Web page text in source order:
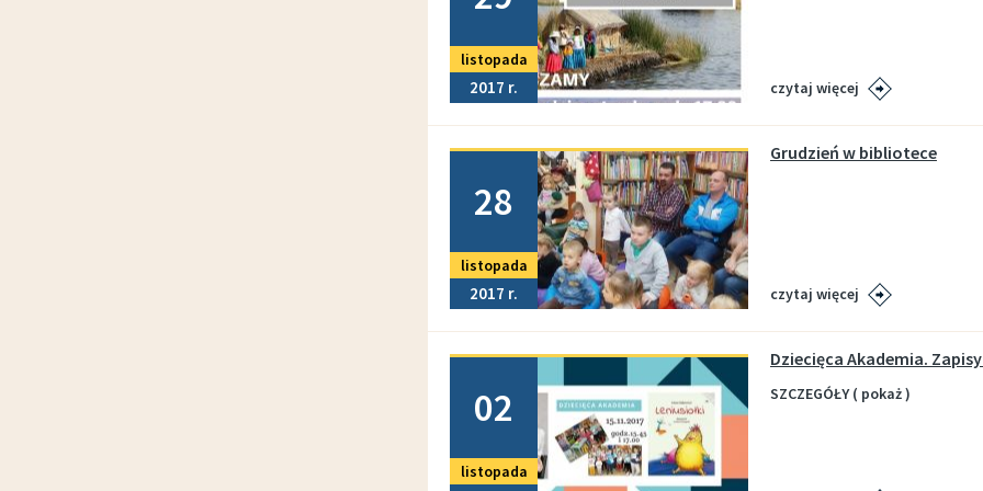
listopada
2017 czytaj więcej
28
listopada
2017
Grudzień w bibliotece
czytaj więcej
02
listopada
Dziecięca Akademia.
SZCZEGÓŁY ( pokaż )